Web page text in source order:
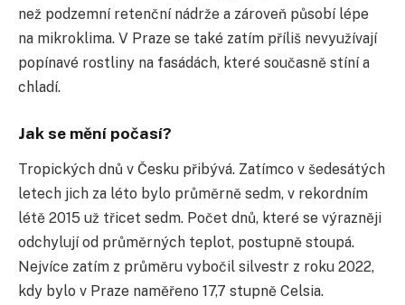
než podzemní retenční nádrže a zároveň působí lépe
na mikroklima. V Praze se také zatím příliš nevyužívají
popínavé rostliny na fasádách, které současně stíní a
chladí.
Jak se mění počasí?
Tropických dnů v Česku přibývá. Zatímco v šedesátých
letech jich za léto bylo průměrně sedm, v rekordním
létě 2015 už třicet sedm. Počet dnů, které se výrazněji
odchylují od průměrných teplot, postupně stoupá.
Nejvíce zatím z průměru vybočil silvestr z roku 2022,
kdy bylo v Praze naměřeno 17,7 stupně Celsia.